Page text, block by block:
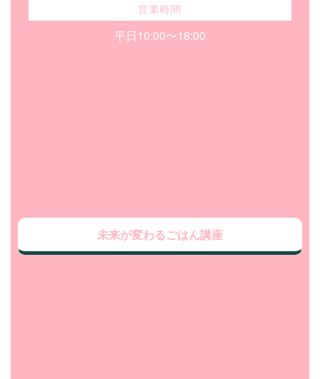
営業時間
平日10:00〜18:00
未来が変わるごはん講座